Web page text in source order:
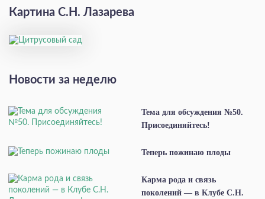
Картина С.Н. Лазарева
Новости за неделю
Тема для обсуждения №50.
Присоединяйтесь!
Теперь пожинаю плоды
Карма рода и связь
поколений — в Клубе С.Н.